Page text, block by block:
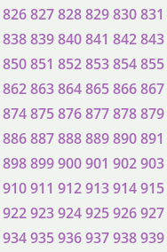
826827828829830831
838839840841 842843
850851 852853854855
862863864865866867
874875876877878879
886887888889890891
898899900901 902903
910911 912913914915
922923924925926927
934935936937938939